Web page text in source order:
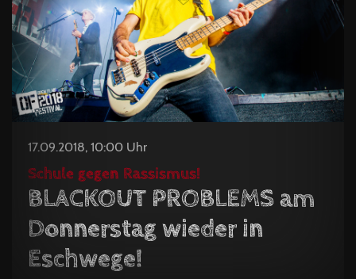
17.09.2018, 10:00 Uhr
Schule gegen Rassismus!
BLACKOUT PROBLEMS am
Donnerstag wieder in
Eschwege!